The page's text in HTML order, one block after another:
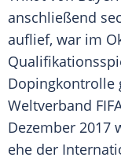
anschließend
auflief, war im
Dopingkontrolle
Weltverband
Dezember 2017
ehe der